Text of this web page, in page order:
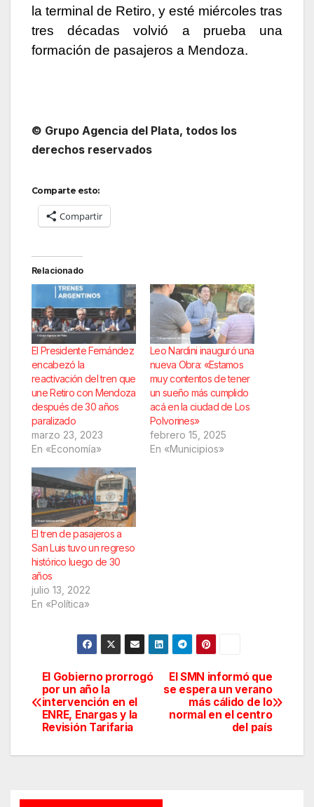
la terminal de Retiro, y esté miércoles tras
tres décadas volvió a prueba una
formación de pasajeros a Mendoza.
© Grupo Agencia del Plata, todos los
derechos reservados
Comparte esto:
Compartir
Relacionado
El Presidente Fernández
encabezó la
reactivación del tren que
une Retiro con Mendoza
después de 30 años
paralizado
marzo 23, 2023
En «Economía»
Leo Nardini inauguró una
nueva Obra: «Estamos
muy contentos de tener
un sueño más cumplido
acá en la ciudad de Los
Polvorines»
febrero 15, 2025
En «Municipios»
El tren de pasajeros a
San Luis tuvo un regreso
histórico luego de 30
años
julio 13, 2022
En «Política»
Navegación
de
El SMN informó que
se espera un verano
más cálido de lo
normal en el centro
del país
El Gobierno prorrogó
por un año la
intervención en el
ENRE, Enargas y la
Revisión Tarifaria